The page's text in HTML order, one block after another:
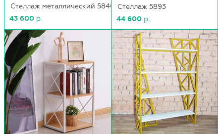
Стеллаж металлический 5840
43 600 р.
Стеллаж 5893
44 600 р.